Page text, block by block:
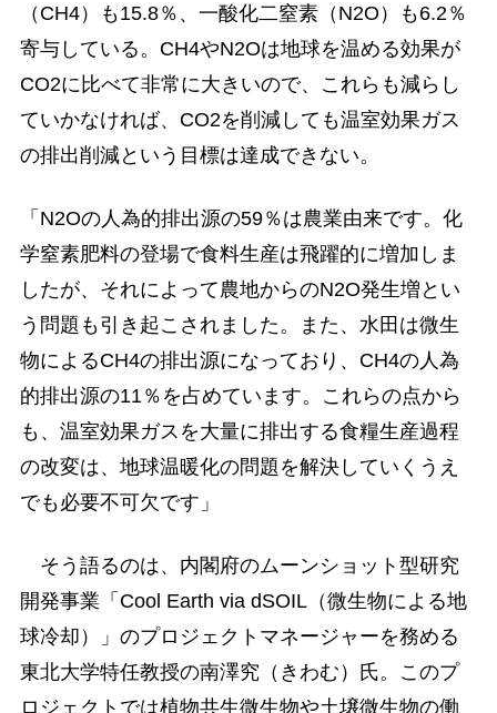
（CH4）も15.8％、一酸化二窒素（N2O）も6.2％
寄与している。CH4やN2Oは地球を温める効果が
CO2に比べて非常に大きいので、これらも減らし
ていかなければ、CO2を削減しても温室効果ガス
の排出削減という目標は達成できない。
「N2Oの人為的排出源の59％は農業由来です。化
学窒素肥料の登場で食料生産は飛躍的に増加しま
したが、それによって農地からのN2O発生増とい
う問題も引き起こされました。また、水田は微生
物によるCH4の排出源になっており、CH4の人為
的排出源の11％を占めています。これらの点から
も、温室効果ガスを大量に排出する食糧生産過程
の改変は、地球温暖化の問題を解決していくうえ
でも必要不可欠です」
そう語るのは、内閣府のムーンショット型研究
開発事業「Cool Earth via dSOIL（微生物による地
球冷却）」のプロジェクトマネージャーを務める
東北大学特任教授の南澤究（きわむ）氏。このプ
ロジェクトでは植物共生微生物や土壌微生物の働